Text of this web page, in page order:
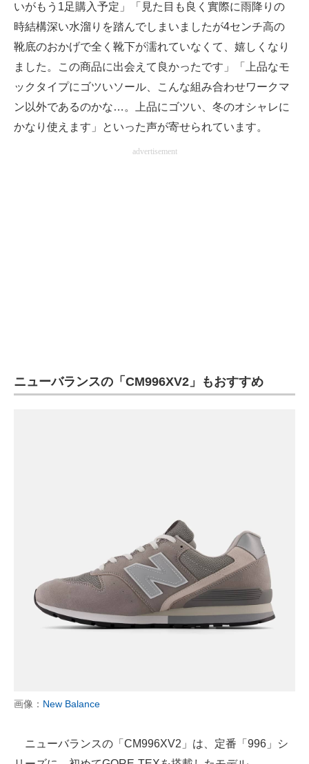
いがもう1足購入予定」「見た目も良く實際に雨降りの
時結構深い水溜りを踏んでしまいましたが4センチ高の
靴底のおかげで全く靴下が濡れていなくて、嬉しくなり
ました。この商品に出会えて良かったです」「上品なモ
ックタイプにゴツいソール、こんな組み合わせワークマ
ン以外であるのかな…。上品にゴツい、冬のオシャレに
かなり使えます」といった声が寄せられています。
advertisement
ニューバランスの「CM996XV2」もおすすめ
画像： New Balance
ニューバランスの「CM996XV2」は、定番「996」シ